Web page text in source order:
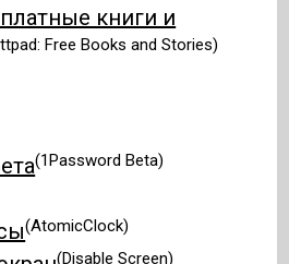
книги и
Free Books and Stories)
(1Password Beta)
(AtomicClock)
(Disable Screen)